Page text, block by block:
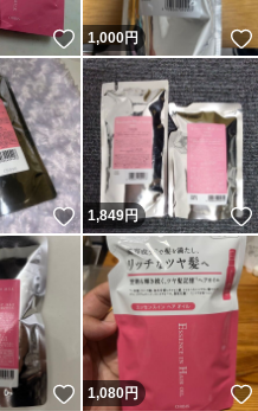
いいね！
1,000円
いいね！
1,849円
いいね！
1,080円